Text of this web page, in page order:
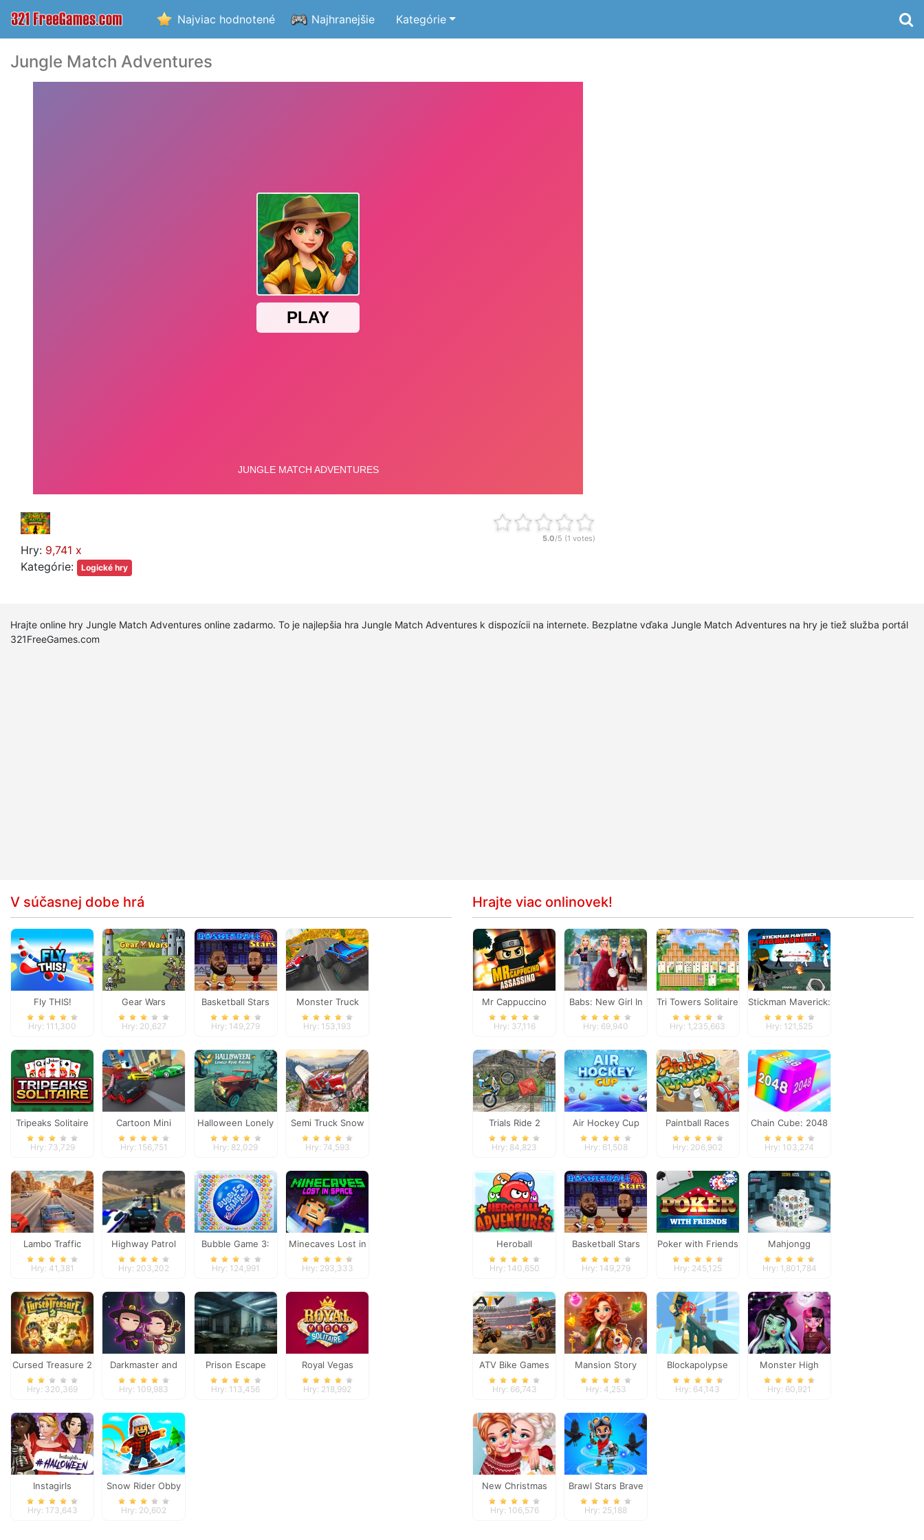
Najviac hodnotené Najhranejšie Kategórie
Jungle Match Adventures
Hry: 9,741 x
Kategórie:
Logické hry
5.0/5 (1 votes)
Hrajte online hry Jungle Match Adventures online zadarmo. To je najlepšia hra Jungle Match Adventures k dispozícii na internete. Bezplatne vďaka Jungle Match Adventures na hry je tiež služba portál
321FreeGames.com
V súčasnej dobe hrá
Fly THIS!
Hry: 111,300
Gear Wars
Hry: 20,627
Basketball Stars
Hry: 149,279
Monster Truck
Extreme Racing
Hry: 153,193
Tripeaks Solitaire
Hry: 73,729
Cartoon Mini
Racing
Hry: 156,751
Halloween Lonely
Road Racing
Hry: 82,029
Semi Truck Snow
Simulator
Hry: 74,593
Lambo Traffic
Racer
Hry: 41,381
Highway Patrol
Showdown
Hry: 203,202
Bubble Game 3:
Christmas Edition
Hry: 124,991
Minecaves Lost in
Space
Hry: 293,333
Cursed Treasure 2
Hry: 320,369
Darkmaster and
Lightmaiden
Hry: 109,983
Prison Escape
Hry: 113,456
Royal Vegas
Solitaire
Hry: 218,992
Instagirls
Halloween Dress
Hry: 173,643
Snow Rider Obby
Parkour
Hry: 20,602
Hrajte viac onlinovek!
Mr Cappuccino
Assassino
Hry: 37,116
Babs: New Girl In
School
Hry: 69,940
Tri Towers Solitaire
Hry: 1,235,663
Stickman Maverick:
Bad Boys Killer
Hry: 121,525
Trials Ride 2
Hry: 84,823
Air Hockey Cup
Hry: 61,508
Paintball Races
Hry: 206,902
Chain Cube: 2048
merge
Hry: 103,274
Heroball
Adventures
Hry: 140,650
Basketball Stars
Hry: 149,279
Poker with Friends
Hry: 245,125
Mahjongg
Dimensions
Hry: 1,801,784
ATV Bike Games
Quad Offroad
Hry: 66,743
Mansion Story
Match
Hry: 4,253
Blockapolypse
Zombie Shooter
Hry: 64,143
Monster High
Spooky Fashion
Hry: 60,921
New Christmas
Sweater Design
Hry: 106,576
Brawl Stars Brave
Adventure
Hry: 25,188